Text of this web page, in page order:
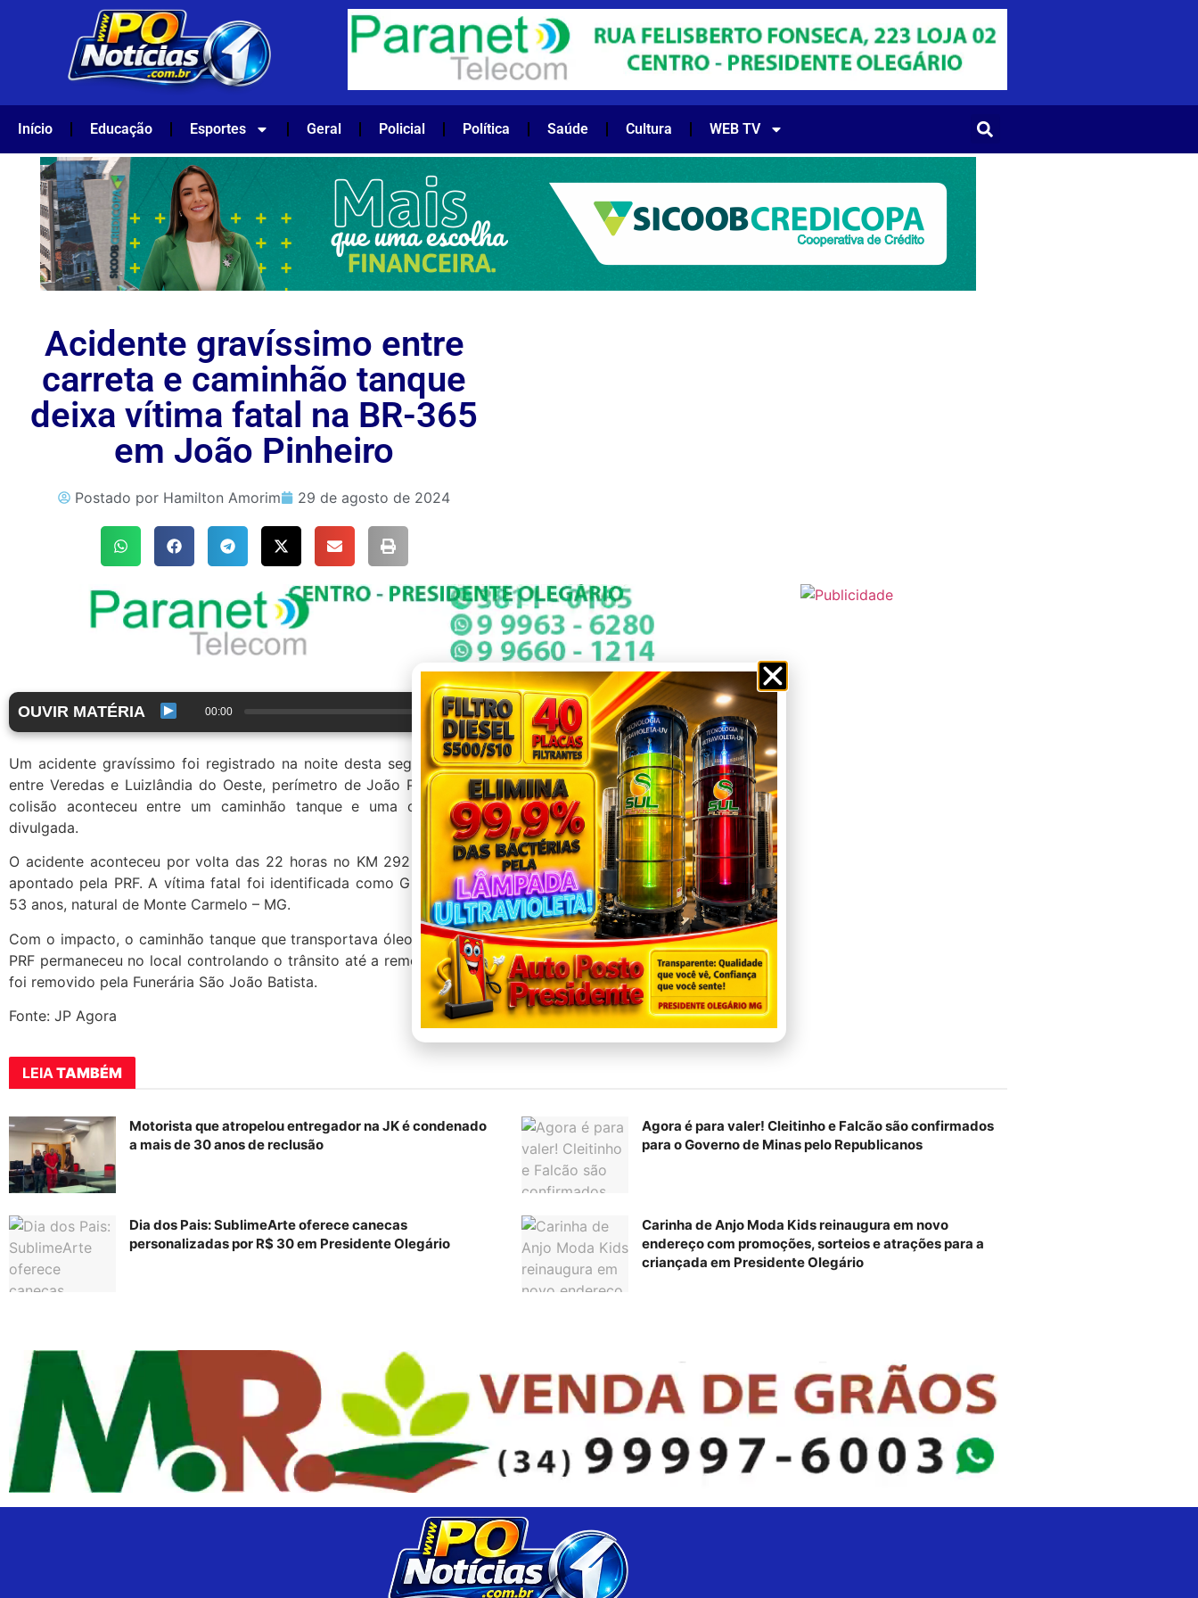
Início Educação Esportes Geral Policial Política Saúde Cultura WEB TV
Acidente gravíssimo entre
carreta e caminhão tanque
deixa vítima fatal na BR-365
em João Pinheiro
Postado por Hamilton Amorim 29 de agosto de 2024
OUVIR MATÉRIA 00:00 --:--
Um acidente gravíssimo foi registrado na noite desta segunda-feira, 26 de agosto, na BR-365
entre Veredas e Luizlândia do Oeste, perímetro de João Pinheiro, e deixou uma vítima fatal. A
colisão aconteceu entre um caminhão tanque e uma carreta e a dinâmica ainda não foi
divulgada.
O acidente aconteceu por volta das 22 horas no KM 292 da BR-365, segundo
apontado pela PRF. A vítima fatal foi identificada como Gilson Rodrigues Luxo,
53 anos, natural de Monte Carmelo – MG.
Com o impacto, o caminhão tanque que transportava óleo vegetal tombou no acostamento e a
PRF permaneceu no local controlando o trânsito até a remoção dos veículos. O corpo de Gilson
foi removido pela Funerária São João Batista.
Fonte: JP Agora
LEIATAMBÉM
Motorista que atropelou entregador na JK é condenado
a mais de 30 anos de reclusão
Agora é para valer! Cleitinho e Falcão são confirmados
para o Governo de Minas pelo Republicanos
Dia dos Pais: SublimeArte oferece canecas
personalizadas por R$ 30 em Presidente Olegário
Carinha de Anjo Moda Kids reinaugura em novo
endereço com promoções, sorteios e atrações para a
criançada em Presidente Olegário